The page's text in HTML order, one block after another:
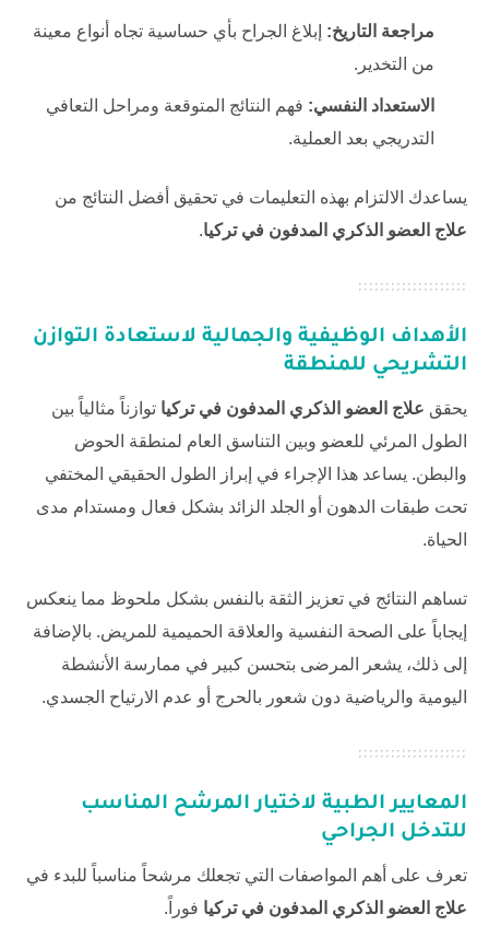
مراجعة التاريخ: إبلاغ الجراح بأي حساسية تجاه أنواع معينة
من التخدير.
الاستعداد النفسي: فهم النتائج المتوقعة ومراحل التعافي
التدريجي بعد العملية.
يساعدك الالتزام بهذه التعليمات في تحقيق أفضل النتائج من
علاج العضو الذكري المدفون في تركيا.
الأهداف الوظيفية والجمالية لاستعادة التوازن
التشريحي للمنطقة
يحقق علاج العضو الذكري المدفون في تركيا توازناً مثالياً بين
الطول المرئي للعضو وبين التناسق العام لمنطقة الحوض
والبطن. يساعد هذا الإجراء في إبراز الطول الحقيقي المختفي
تحت طبقات الدهون أو الجلد الزائد بشكل فعال ومستدام مدى
الحياة.
تساهم النتائج في تعزيز الثقة بالنفس بشكل ملحوظ مما ينعكس
إيجاباً على الصحة النفسية والعلاقة الحميمية للمريض. بالإضافة
إلى ذلك، يشعر المرضى بتحسن كبير في ممارسة الأنشطة
اليومية والرياضية دون شعور بالحرج أو عدم الارتياح الجسدي.
المعايير الطبية لاختيار المرشح المناسب
للتدخل الجراحي
تعرف على أهم المواصفات التي تجعلك مرشحاً مناسباً للبدء في
علاج العضو الذكري المدفون في تركيا فوراً.